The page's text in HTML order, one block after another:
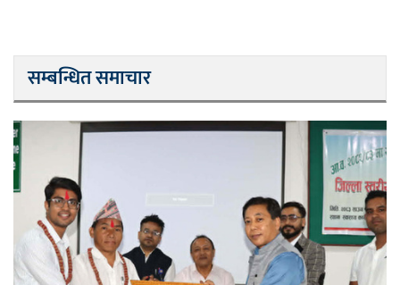
सम्बन्धित समाचार